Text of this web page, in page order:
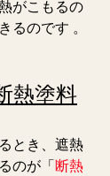
がこもるの
るのです 。
熱塗料
とき、遮熱
のが「断熱